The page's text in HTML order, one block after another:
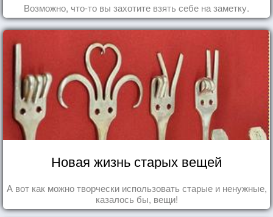
Возможно, что-то вы захотите взять себе на заметку.
Новая жизнь старых вещей
А вот как можно творчески использовать старые и ненужные,
казалось бы, вещи!